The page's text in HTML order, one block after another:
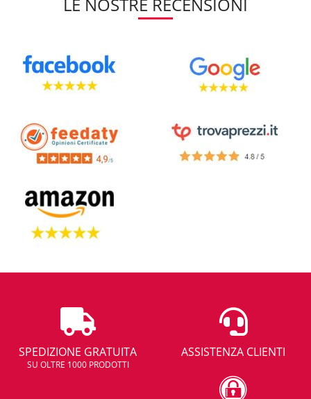
SPEDIZIONE GRATUITA
SU OLTRE 1000 PRODOTTI
ASSISTENZA CLIENTI